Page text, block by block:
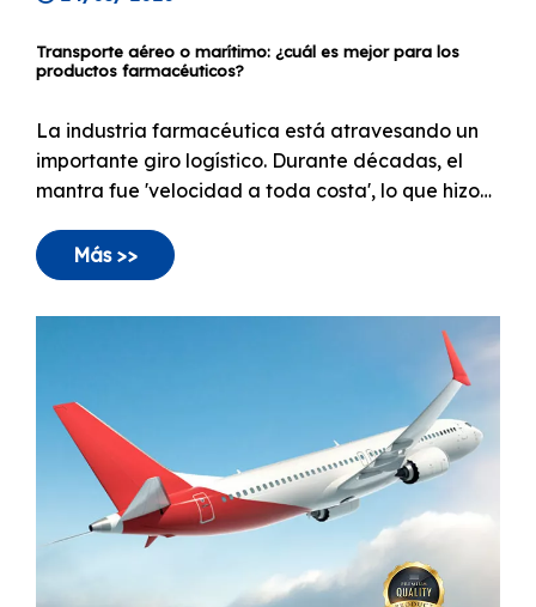
Transporte aéreo o marítimo: ¿cuál es mejor para los
importante giro logístico. Durante décadas, el
mantra fue 'velocidad a toda costa', lo que hizo
que el transporte aéreo fuera la opción
predeterminada para productos médicos de alto
valor. Hoy en día, ese paradigma está
cambiando hacia un enfoque más matizado de